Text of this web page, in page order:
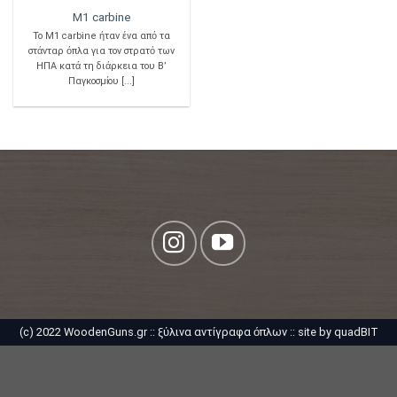
M1 carbine
To M1 carbine ήταν ένα από τα
στάνταρ όπλα για τον στρατό των
ΗΠΑ κατά τη διάρκεια του Β’
Παγκοσμίου [...]
(c) 2022 WoodenGuns.gr :: ξύλινα αντίγραφα όπλων:: site by quadBIT